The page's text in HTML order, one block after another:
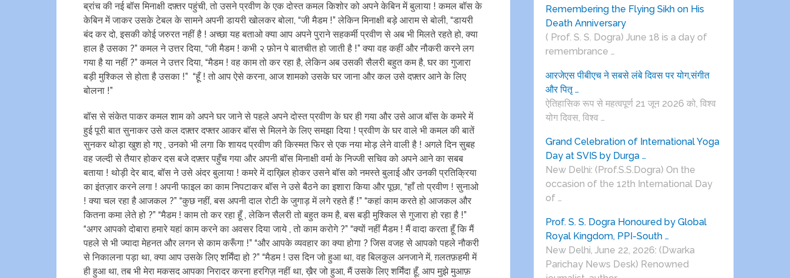
ब्रांच की नई बॉस मिनाक्षी दफ़्तर पहुंची, तो उसने प्रवीण के एक दोस्त कमल किशोर को अपने केबिन में बुलाया ! कमल बॉस के
केबिन में जाकर उसके टेबल के सामने अपनी डायरी खोलकर बोला, “जी मैडम !” लेकिन मिनाक्षी बड़े आराम से बोली, “डायरी
बंद कर दो, इसकी कोई जरुरत नहीं है ! अच्छा यह बताओ क्या आप अपने पुराने सहकर्मी प्रवीण से अब भी मिलते रहते हो, क्या
हाल है उसका ?” कमल ने उत्तर दिया, “जी मैडम ! कभी २ फ़ोन पे बातचीत हो जाती है !” क्या वह कहीं और नौकरी करने लग
गया है या नहीं ?” कमल ने उत्तर दिया, “मैडम ! वह काम तो कर रहा है, लेकिन अब उसकी सैलरी बहुत कम है, घर का गुजारा
बड़ी मुश्किल से होता है उसका !” “हूँ ! तो आप ऐसे करना, आज शामको उसके घर जाना और कल उसे दफ़्तर आने के लिए
बोलना !”
बॉस से संकेत पाकर कमल शाम को अपने घर जाने से पहले अपने दोस्त प्रवीण के घर ही गया और उसे आज बॉस के कमरे में
हुई पूरी बात सुनाकर उसे कल दफ़्तर दफ्तर आकर बॉस से मिलने के लिए समझा दिया ! प्रवीण के घर वाले भी कमल की बातें
सुनकर थोड़ा खुश हो गए , उनको भी लगा कि शायद प्रवीण की किस्मत फिर से एक नया मोड़ लेने वाली है ! अगले दिन सुबह
वह जल्दी से तैयार होकर दस बजे दफ़्तर पहुँच गया और अपनी बॉस मिनाक्षी वर्मा के निज्जी सचिव को अपने आने का सबब
बताया ! थोड़ी देर बाद, बॉस ने उसे अंदर बुलाया ! कमरे में दाख़िल होकर उसने बॉस को नमस्ते बुलाई और उनकी प्रतिक्रिया
का इंतज़ार करने लगा ! अपनी फाइल का काम निपटाकर बॉस ने उसे बैठने का इशारा किया और पूछा, “हाँ तो प्रवीण ! सुनाओ
! क्या चल रहा है आजकल ?” “कुछ नहीं, बस अपनी दाल रोटी के जुगाड़ में लगे रहते हैं !” “कहां काम करते हो आजकल और
कितना कमा लेते हो ?” “मैडम ! काम तो कर रहा हूँ , लेकिन सैलरी तो बहुत कम है, बस बड़ी मुश्किल से गुजारा हो रहा है !”
“अगर आपको दोबारा हमारे यहां काम करने का अवसर दिया जाये , तो काम करोगे ?” “क्यों नहीं मैडम ! मैं वादा करता हूँ कि मैं
पहले से भी ज्यादा मेहनत और लगन से काम करूँगा !” “और आपके व्यवहार का क्या होगा ? जिस वजह से आपको पहले नौकरी
से निकालना पड़ा था, क्या आप उसके लिए शर्मिंदा हो ?” “मैडम ! उस दिन जो हुआ था, वह बिलकुल अनजाने में, ग़लतफ़हमी में
ही हुआ था, तब भी मेरा मकसद आपका निरादर करना हरगिज़ नहीं था, ख़ैर जो हुआ, मैं उसके लिए शर्मिंदा हूँ, आप मुझे मुआफ़
Remembering the Flying Sikh on His
Death Anniversary
( Prof. S. S. Dogra) June 18 is a day of
remembrance …
आरजेएस पीबीएच ने सबसे लंबे दिवस पर योग,संगीत
और पितृ …
ऐतिहासिक रूप से महत्वपूर्ण 21 जून 2026 को, विश्व
योग दिवस, विश्व …
Grand Celebration of International Yoga
Day at SVIS by Durga …
New Delhi: (Prof.S.S.Dogra) On the
occasion of the 12th International Day
of …
Prof. S. S. Dogra Honoured by Global
Royal Kingdom, PPI-South …
New Delhi, June 22, 2026: (Dwarka
Parichay News Desk) Renowned